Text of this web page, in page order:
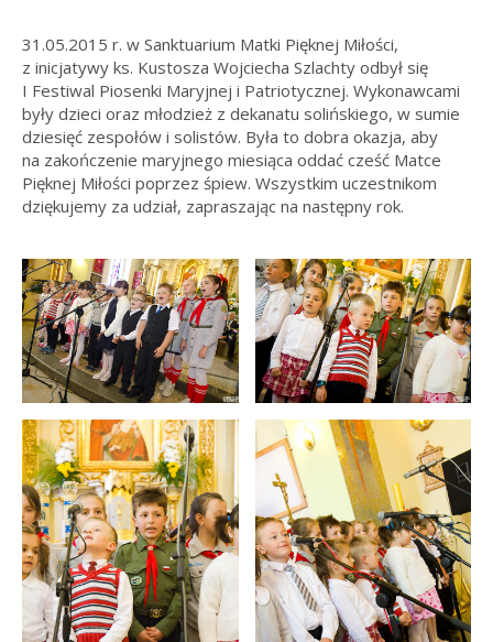
31.05.2015 r. w Sanktuarium Matki Pięknej Miłości,
z inicjatywy ks. Kustosza Wojciecha Szlachty odbył się
I Festiwal Piosenki Maryjnej i Patriotycznej. Wykonawcami
były dzieci oraz młodzież z dekanatu solińskiego, w sumie
dziesięć zespołów i solistów. Była to dobra okazja, aby
na zakończenie maryjnego miesiąca oddać cześć Matce
Pięknej Miłości poprzez śpiew. Wszystkim uczestnikom
dziękujemy za udział, zapraszając na następny rok.